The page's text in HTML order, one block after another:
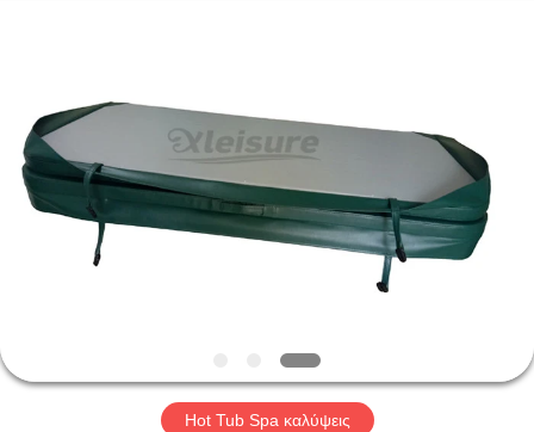
ΑΡΧΙΚΉ
ΣΕΛΊΔΑ
ΠΡΟΪΌΝΤΑ
ΜΕ
ΕΜΆΣ
Hot Tub Spa καλύψεις